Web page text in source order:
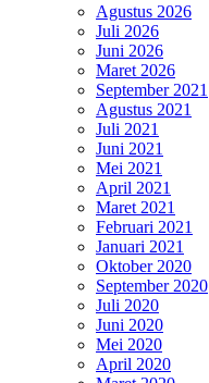
Agustus 2026
Juli 2026
Juni 2026
Maret 2026
September 2021
Agustus 2021
Juli 2021
Juni 2021
Mei 2021
April 2021
Maret 2021
Februari 2021
Januari 2021
Oktober 2020
September 2020
Juli 2020
Juni 2020
Mei 2020
April 2020